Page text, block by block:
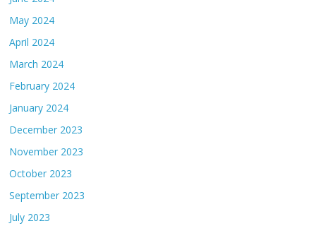
May 2024
April 2024
March 2024
February 2024
January 2024
December 2023
November 2023
October 2023
September 2023
July 2023